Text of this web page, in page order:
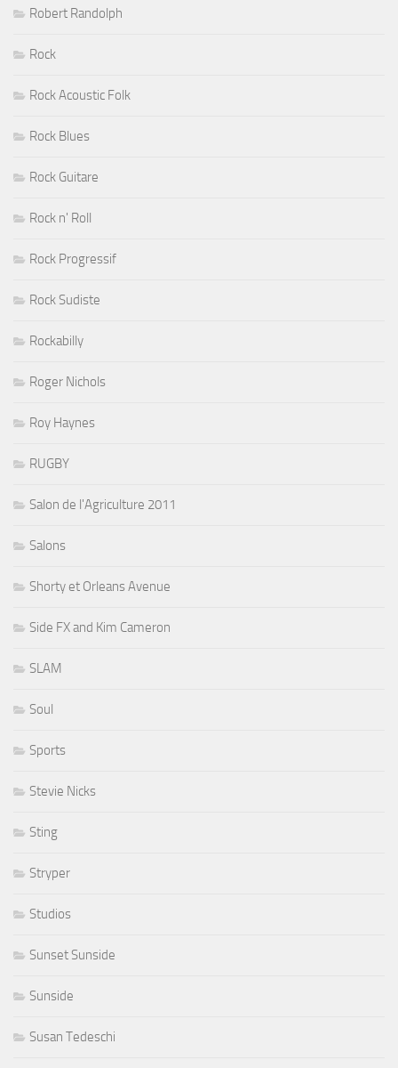
Robert Randolph
Rock
Rock Acoustic Folk
Rock Blues
Rock Guitare
Rock n' Roll
Rock Progressif
Rock Sudiste
Rockabilly
Roger Nichols
Roy Haynes
RUGBY
Salon de l'Agriculture 2011
Salons
Shorty et Orleans Avenue
Side FX and Kim Cameron
SLAM
Soul
Sports
Stevie Nicks
Sting
Stryper
Studios
Sunset Sunside
Sunside
Susan Tedeschi